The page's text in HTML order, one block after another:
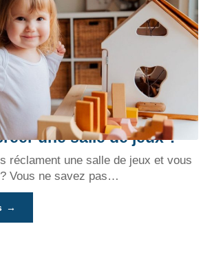
une salle de jeux ?
réclament une salle de jeux et vous
Vous ne savez pas…